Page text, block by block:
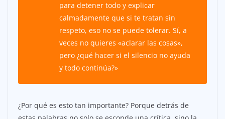
para detener todo y explicar
calmadamente que si te tratan sin
respeto, eso no se puede tolerar. Sí, a
veces no quieres «aclarar las cosas»,
pero ¿qué hacer si el silencio no ayuda
y todo continúa?»
¿Por qué es esto tan importante? Porque detrás de